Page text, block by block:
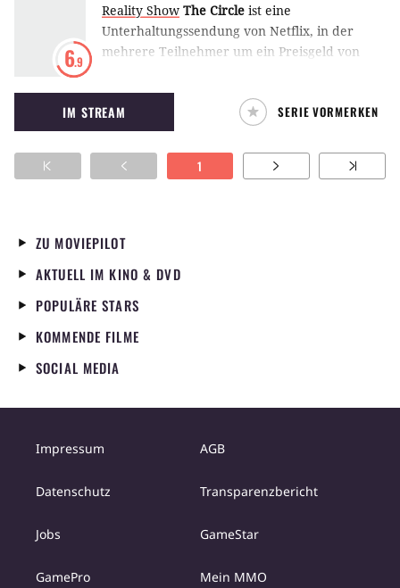
6.9
Reality Show The Circle ist eine
Unterhaltungssendung von Netflix, in der
mehrere Teilnehmer um ein Preisgeld von
abgeschottet in einem Apartment und
kommuniziert nur durch die Onlineplattform
The Circle. Durch die App bewerten sie sich
gegenseitig. Das beliebteste Profil gewinnt.
(MW)
IM STREAM SERIE VORMERKEN
1
ZU MOVIEPILOT
AKTUELL IM KINO & DVD
POPULÄRE STARS
KOMMENDE FILME
SOCIAL MEDIA
Impressum AGB
Datenschutz Transparenzbericht
Jobs GameStar
GamePro Mein MMO